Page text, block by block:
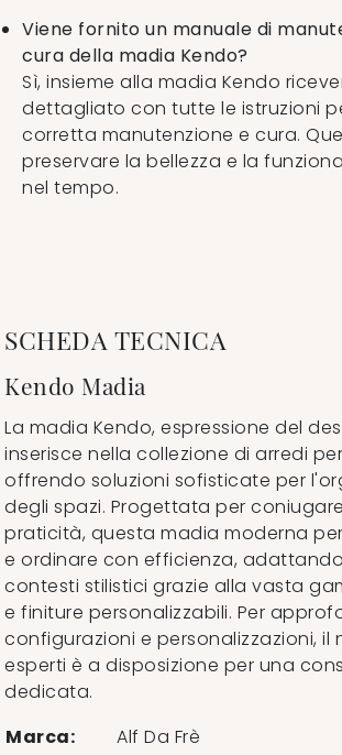
Viene fornito un manuale di
cura della madia Kendo?
Sì, insieme alla madia Kendo
dettagliato con tutte le istruzioni
corretta manutenzione e cura.
preservare la bellezza e la
nel tempo.
SCHEDA TECNICA
Kendo Madia
La madia Kendo, espressione del
inserisce nella collezione di arredi
offrendo soluzioni sofisticate per
degli spazi. Progettata per
praticità, questa madia moderna
e ordinare con efficienza,
contesti stilistici grazie alla vasta
e finiture personalizzabili. Per
configurazioni e personalizzazioni, il
esperti è a disposizione per una
dedicata.
Marca:
Alf Da Frè